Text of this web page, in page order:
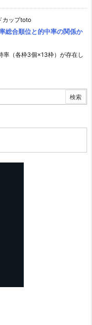
カップtoto
総合順位と的中率の関係か
率（各枠3個×13枠）が存在し